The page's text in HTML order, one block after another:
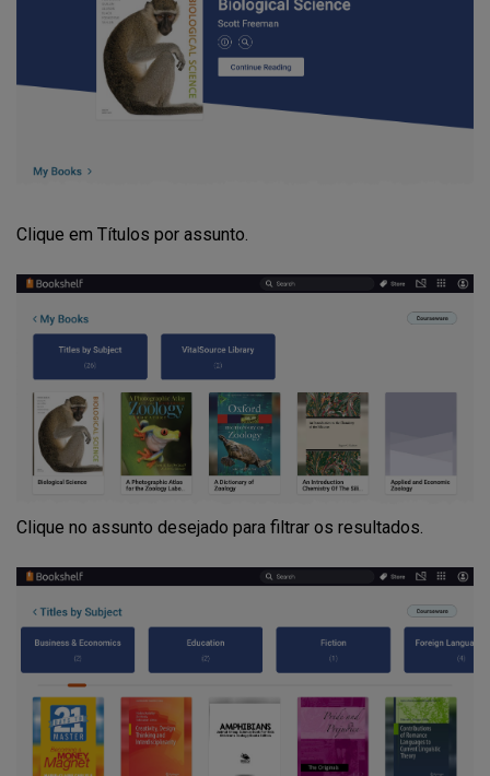
Clique em Títulos por assunto.
Clique no assunto desejado para filtrar os resultados.